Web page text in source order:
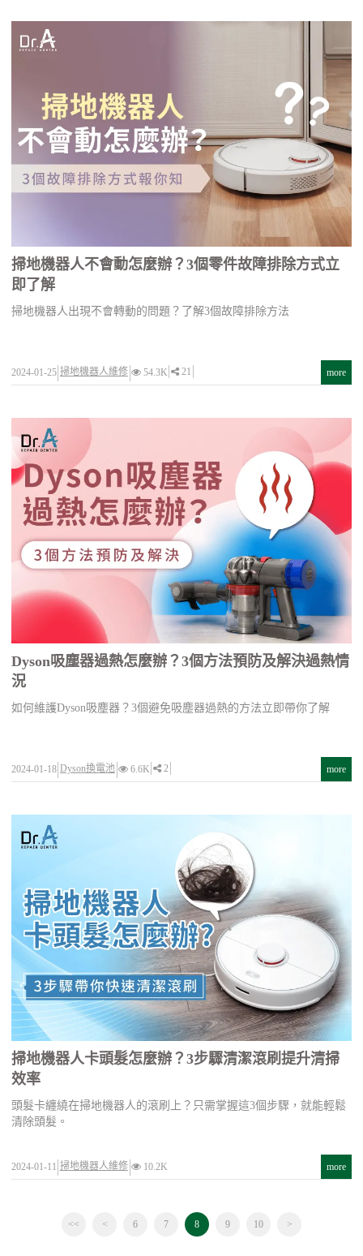
掃地機器人不會動怎麼辦？3個零件故障排除方式立
即了解
掃地機器人出現不會轉動的問題？了解3個故障排除方法
2024-01-25 掃地機器人維修 54.3K 21 more
Dyson吸塵器過熱怎麼辦？3個方法預防及解決過熱情
況
如何維護Dyson吸塵器？3個避免吸塵器過熱的方法立即帶你了解
2024-01-18 Dyson換電池 6.6K 2 more
掃地機器人卡頭髮怎麼辦？3步驟清潔滾刷提升清掃
效率
頭髮卡纏繞在掃地機器人的滾刷上？只需掌握這3個步驟，就能輕鬆
清除頭髮。
2024-01-11 掃地機器人維修 10.2K more
<< < 6 7 8 9 10 >